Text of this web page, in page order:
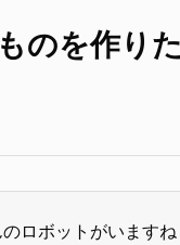
のを作り
ロボットがいます